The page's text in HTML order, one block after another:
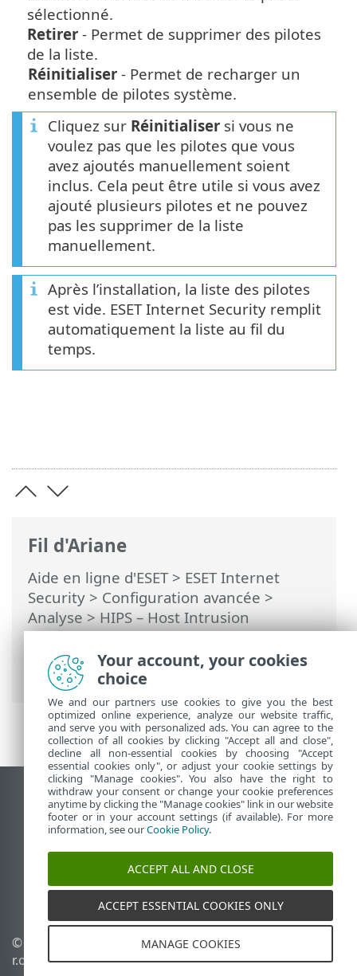
Fil d'Ariane
Aide en ligne d'ESET> ESET Internet
Security > Configuration avancée >
Analyse>HIPS – Host Intrusion
Prevention System>Configuration
avancée de HIPS> Le chargement des
pilotes est toujours autorisé
sélectionné.
Retirer - Permet de supprimer des pilotes
de la liste.
Réinitialiser - Permet de recharger un
ensemble de pilotes système.
Cliquez sur Réinitialiser si vous ne
voulez pas que les pilotes que vous
avez ajoutés manuellement soient
inclus. Cela peut être utile si vous avez
ajouté plusieurs pilotes et ne pouvez
pas les supprimer de la liste
manuellement.
Après l’installation, la liste des pilotes
est vide. ESET Internet Security remplit
automatiquement la liste au fil du
temps.
Afficher le site pour ordinateur de bureau
End of Life
Base de connaissances ESET
Forum ESET
ESET Status Portal
Assistance régionale
© 1992 - 2026 ESET, spol. s
r.o. - Tous droits réservés.
Gérer les témoins
Politique relative aux
Your account, your cookies
choice
We and our partners use cookies to give you the best
optimized online experience, analyze our website traffic,
and serve you with personalized ads. You can agree to the
collection of all cookies by clicking "Accept all and close",
decline all non-essential cookies by choosing "Accept
essential cookies only", or adjust your cookie settings by
clicking "Manage cookies". You also have the right to
withdraw your consent or change your cookie preferences
anytime by clicking the "Manage cookies" link in our website
footer or in your account settings (if available). For more
information, see ourCookie Policy.
ACCEPT ALL AND CLOSE
ACCEPT ESSENTIAL COOKIES ONLY
MANAGE COOKIES